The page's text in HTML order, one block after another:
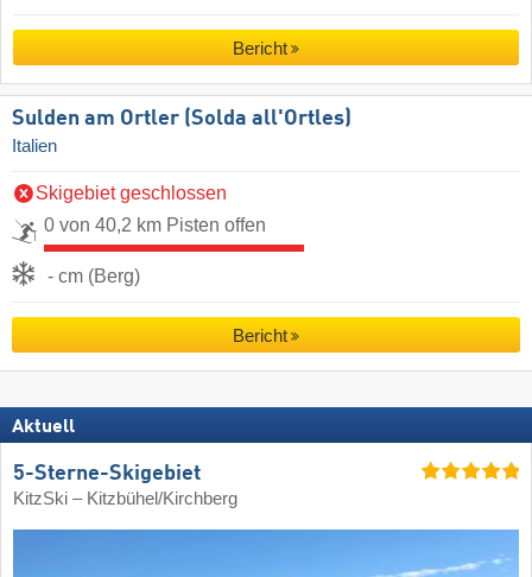
Bericht
Sulden am Ortler (Solda all'Ortles)
Italien
Skigebiet geschlossen
0 von 40,2 km Pisten offen
- cm (Berg)
Bericht
Aktuell
5-Sterne-Skigebiet
KitzSki – Kitzbühel/​Kirchberg